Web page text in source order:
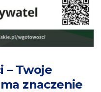
– Twoje
znaczenie